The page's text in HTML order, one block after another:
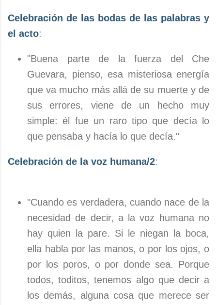
Celebración de las bodas de las palabras y
el acto:
"Buena parte de la fuerza del Che
Guevara, pienso, esa misteriosa energía
que va mucho más allá de su muerte y de
sus errores, viene de un hecho muy
simple: él fue un raro tipo que decía lo
que pensaba y hacía lo que decía."
Celebración de la voz humana/2:
"Cuando es verdadera, cuando nace de la
necesidad de decir, a la voz humana no
hay quien la pare. Si le niegan la boca,
ella habla por las manos, o por los ojos, o
por los poros, o por donde sea. Porque
todos, toditos, tenemos algo que decir a
los demás, alguna cosa que merece ser